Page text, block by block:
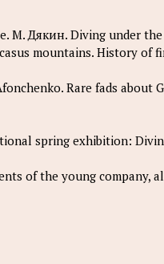
Дякин. Diving under the
mountains. History of
Rare fads about
spring exhibition:
of the young company,